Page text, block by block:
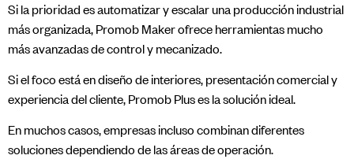
Si la prioridad es automatizar y escalar una producción industrial
más organizada, Promob Maker ofrece herramientas mucho
más avanzadas de control y mecanizado.
Si el foco está en diseño de interiores, presentación comercial y
experiencia del cliente, Promob Plus es la solución ideal.
En muchos casos, empresas incluso combinan diferentes
soluciones dependiendo de las áreas de operación.